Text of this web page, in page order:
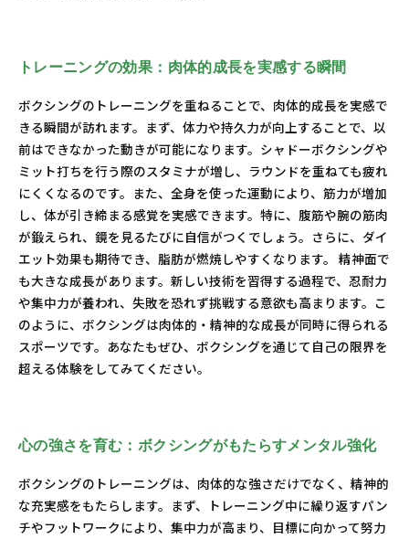
トレーニングの効果：肉体的成長を実感する瞬間
ボクシングのトレーニングを重ねることで、肉体的成長を実感で
きる瞬間が訪れます。まず、体力や持久力が向上することで、以
前はできなかった動きが可能になります。シャドーボクシングや
ミット打ちを行う際のスタミナが増し、ラウンドを重ねても疲れ
にくくなるのです。また、全身を使った運動により、筋力が増加
し、体が引き締まる感覚を実感できます。特に、腹筋や腕の筋肉
が鍛えられ、鏡を見るたびに自信がつくでしょう。さらに、ダイ
エット効果も期待でき、脂肪が燃焼しやすくなります。 精神面で
も大きな成長があります。新しい技術を習得する過程で、忍耐力
や集中力が養われ、失敗を恐れず挑戦する意欲も高まります。こ
のように、ボクシングは肉体的・精神的な成長が同時に得られる
スポーツです。あなたもぜひ、ボクシングを通じて自己の限界を
超える体験をしてみてください。
心の強さを育む：ボクシングがもたらすメンタル強化
ボクシングのトレーニングは、肉体的な強さだけでなく、精神的
な充実感をもたらします。まず、トレーニング中に繰り返すパン
チやフットワークにより、集中力が高まり、目標に向かって努力